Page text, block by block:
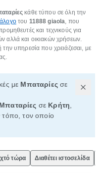
κάθε τύπου σε όλη την
του 11888 giaola, που
και τεχνικούς για
αλλά και οικιακών χρήσεων.
υπηρεσία που χρειάζεσαι, με
με Μπαταρίες σε
Μπαταρίες σε Κρήτη
τόπο, τον οποίο
τώρα Διαθέτει ιστοσελίδα